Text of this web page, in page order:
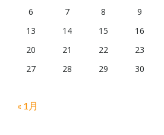
6 7 8
9
13 14 15
16
20 21 22
23
27 28 29
30
« 1月